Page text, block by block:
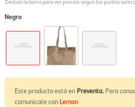
Negro
Este producto está en Preventa. Para
comunicate con Lemon